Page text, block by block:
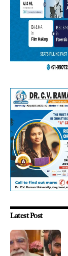
Latest Post